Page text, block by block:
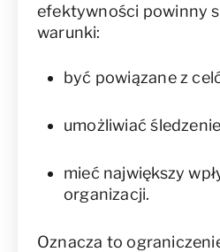
efektywności powinny
warunki:
być powiązane z
umożliwiać
mieć największy
organizacji.
Oznacza to